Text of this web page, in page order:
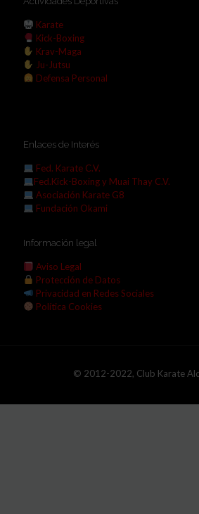
Karate
Kick-Boxing
Krav-Maga
Ju-Jutsu
Defensa Personal
Enlaces de Interés
Fed. Karate C.V.
Fed.Kick-Boxing y Muai Thay C.V.
Asociación Karate G8
Fundación Okami
Información legal
Aviso Legal
Protección de Datos
Privacidad en Redes Sociales
Política Cookies
© 2012-2022, Club Karate